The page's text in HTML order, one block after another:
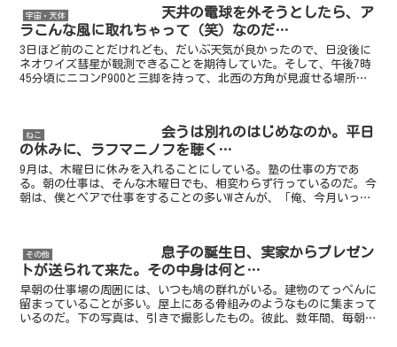
宇宙・天体
天井の電球を外そうとしたら、ア
ラこんな風に取れちゃって（笑）なのだ…
3日ほど前のことだけれども、だいぶ天気が良かったので、日没後に
ネオワイズ彗星が観測できることを期待していた。そして、午後7時
45分頃にニコンP900と三脚を持って、北西の方角が見渡せる場所へ
ねこ
会うは別れのはじめなのか。平日
の休みに、ラフマニノフを聴く…
9月は、木曜日に休みを入れることにしている。塾の仕事の方であ
る。朝の仕事は、そんな木曜日でも、相変わらず行っているのだ。今
朝は、僕とペアで仕事をすることの多いWさんが、「俺、今月いっぱ
その他
息子の誕生日、実家からプレゼン
トが送られて来た。その中身は何と…
早朝の仕事場の周囲には、いつも鳩の群れがいる。建物のてっぺんに
留まっていることが多い。屋上にある骨組みのようなものに集まって
いるのだ。下の写真は、引きで撮影したもの。彼此、数年間、毎朝明